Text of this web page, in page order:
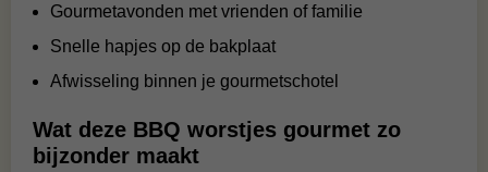
Gourmetavonden met vrienden of familie
Snelle hapjes op de bakplaat
Afwisseling binnen je gourmetschotel
Wat deze BBQ worstjes gourmet zo
bijzonder maakt